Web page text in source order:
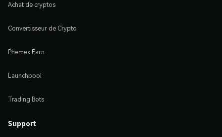
Achat de cryptos
Convertisseur de Crypto
Phemex Earn
Launchpool
Trading Bots
Support